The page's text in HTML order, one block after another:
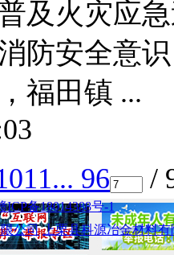
及火灾应
防安全意
福田镇 ...
11... 96 /
ICP备18014388号-1
公司 上栗县科源冶金材料有